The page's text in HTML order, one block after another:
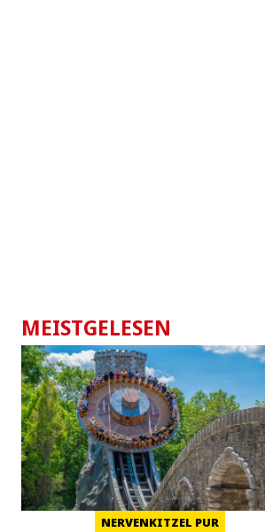
MEISTGELESEN
NERVENKITZEL PUR